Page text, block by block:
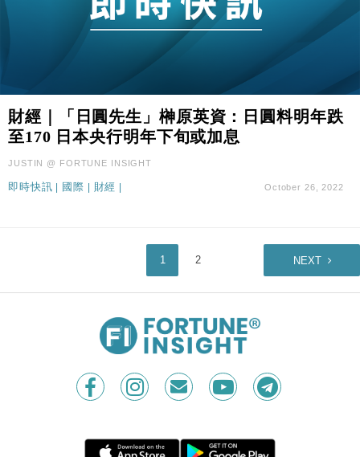
財經｜「日圓先生」榊原英資：日圓料明年跌
至170 日本央行明年下旬或加息
JUSTIN @ FORTUNE INSIGHT
即時快訊 | 國際 | 財經 | October 26, 2022
1 2 NEXT